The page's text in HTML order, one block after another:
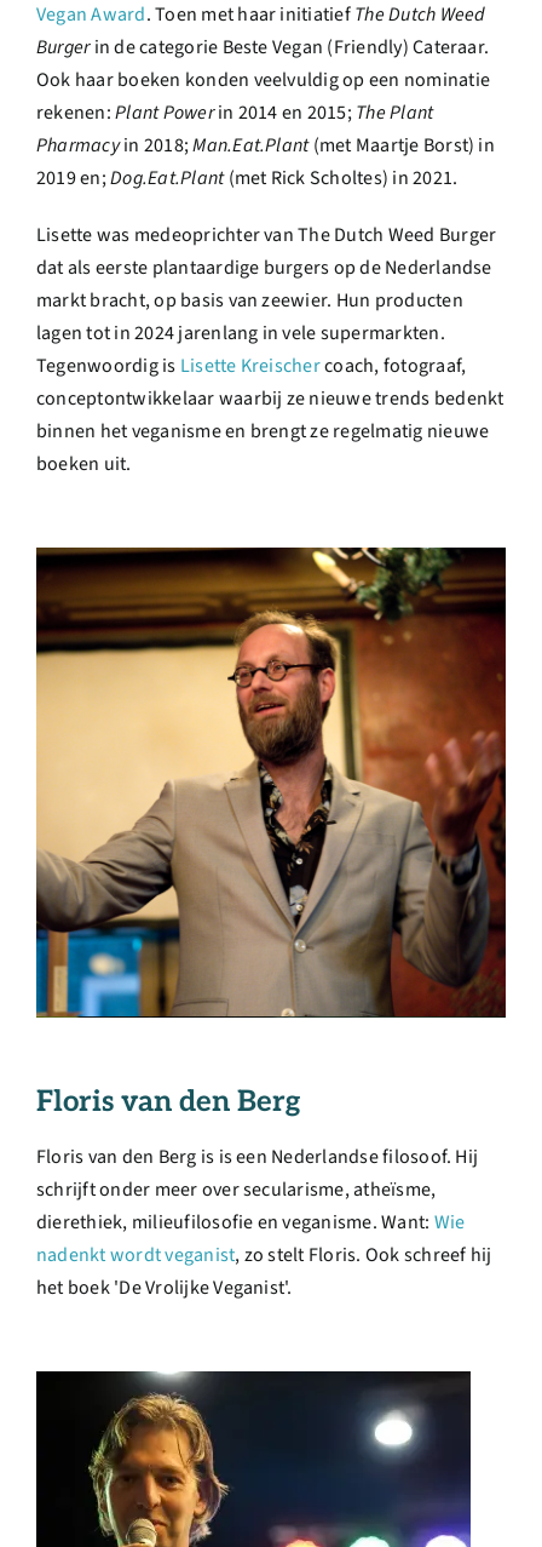
Vegan Award. Toen met haar initiatiefThe Dutch Weed
Burgerin de categorie Beste Vegan (Friendly) Cateraar.
Ook haar boeken konden veelvuldig op een nominatie
rekenen:Plant Powerin 2014 en 2015;The Plant
Pharmacyin 2018;Man.Eat.Plant(met Maartje Borst) in
2019 en;Dog.Eat.Plant(met Rick Scholtes) in 2021.
Lisette was medeoprichter van The Dutch Weed Burger
dat als eerste plantaardige burgers op de Nederlandse
markt bracht, op basis van zeewier. Hun producten
lagen tot in 2024 jarenlang in vele supermarkten.
Tegenwoordig is Lisette Kreischercoach, fotograaf,
conceptontwikkelaar waarbij ze nieuwe trends bedenkt
binnen het veganisme en brengt ze regelmatig nieuwe
boeken uit.
Floris van den Berg
Floris van den Berg is is een Nederlandse filosoof. Hij
schrijft onder meer over secularisme, atheïsme,
dierethiek, milieufilosofie en veganisme. Want: Wie
nadenkt wordt veganist, zo stelt Floris. Ook schreef hij
het boek 'De Vrolijke Veganist'.